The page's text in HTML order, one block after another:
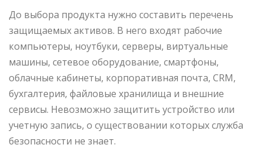
До выбора продукта нужно составить перечень
защищаемых активов. В него входят рабочие
компьютеры, ноутбуки, серверы, виртуальные
машины, сетевое оборудование, смартфоны,
облачные кабинеты, корпоративная почта, CRM,
бухгалтерия, файловые хранилища и внешние
сервисы. Невозможно защитить устройство или
учетную запись, о существовании которых служба
безопасности не знает.